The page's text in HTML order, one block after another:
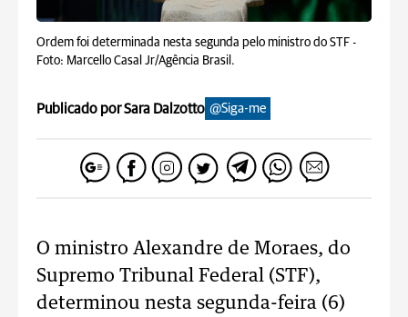
Ordem foi determinada nesta segunda pelo ministro do STF -
Foto: Marcello Casal Jr/Agência Brasil.
Publicado por Sara Dalzotto @Siga-me
O ministro Alexandre de Moraes, do
Supremo Tribunal Federal (STF),
determinou nesta segunda-feira (6)